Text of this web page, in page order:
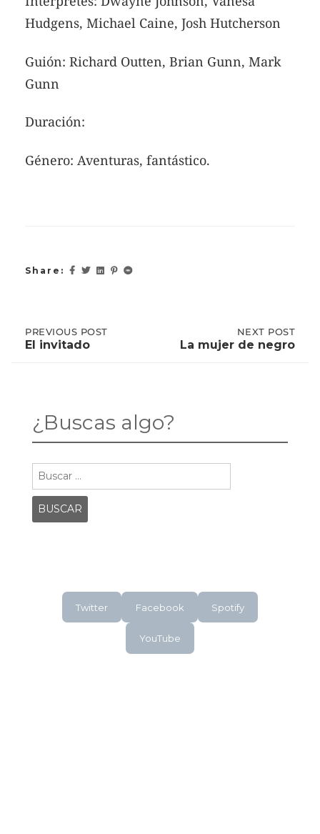
Hudgens, Michael Caine, Josh Hutcherson
Guión: Richard Outten, Brian Gunn, Mark
Gunn
Duración:
Género: Aventuras, fantástico.
Share:
Post
PREVIOUS
POST:
PREVIOUS POST
El invitado
POST:
NEXT POST
La mujer de negro
¿Buscas algo?
Twitter Facebook Spotify
YouTube